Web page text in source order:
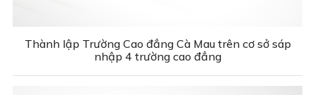
Thành lập Trường Cao đẳng Cà Mau trên cơ sở sáp
nhập 4 trường cao đẳng